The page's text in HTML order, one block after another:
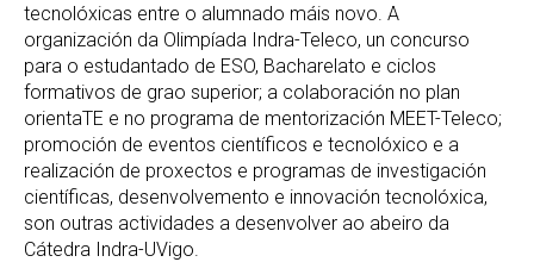
tecnolóxicas entre o alumnado máis novo. A
organización da Olimpíada Indra-Teleco, un concurso
para o estudantado de ESO, Bacharelato e ciclos
formativos de grao superior; a colaboración no plan
orientaTE e no programa de mentorización MEET-Teleco;
promoción de eventos científicos e tecnolóxico e a
realización de proxectos e programas de investigación
científicas, desenvolvemento e innovación tecnolóxica,
son outras actividades a desenvolver ao abeiro da
Cátedra Indra-UVigo.